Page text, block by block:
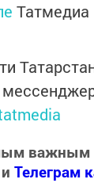
Татмедиа
важным
и Телеграм